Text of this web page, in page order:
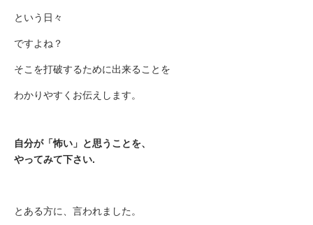
という日々
ですよね？
そこを打破するために出来ることを
わかりやすくお伝えします。
自分が「怖い」と思うことを、
やってみて下さい.
とある方に、言われました。